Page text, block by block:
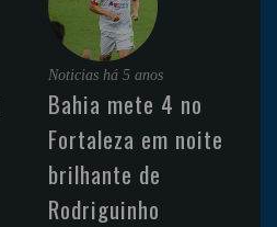
Noticias há 5 anos
Bahia mete 4 no
Fortaleza em noite
brilhante de
Rodriguinho